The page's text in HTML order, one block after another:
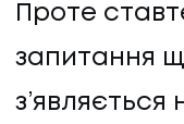
Проте
запитання
з’являється